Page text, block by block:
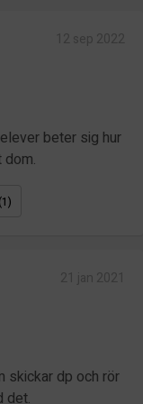
beter sig hur
dom.
(1)
skickar dp och rör
det.